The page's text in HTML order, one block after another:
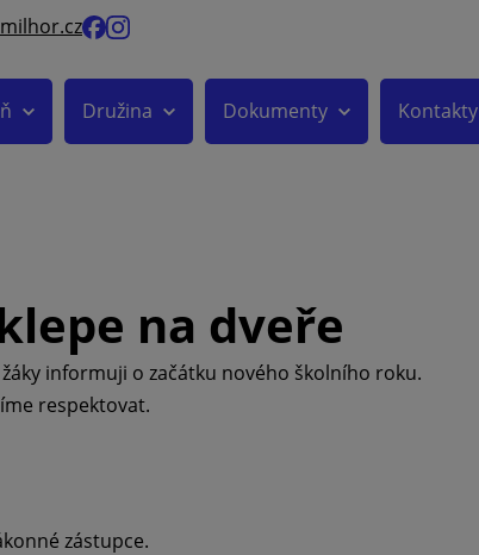
Družina Dokumenty Kontakty
na dveře
informuji o začátku nového školního roku.
respektovat.
zástupce.